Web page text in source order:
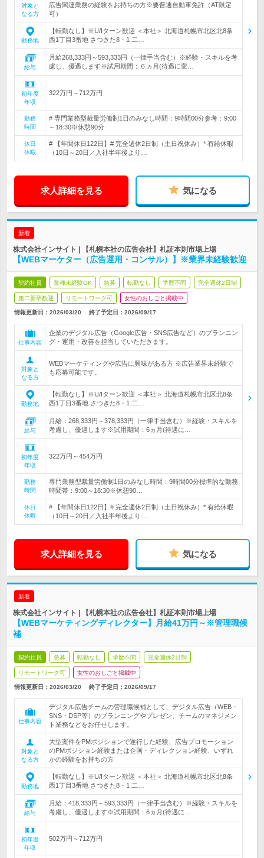
対象と
なる方
広告関連業務の経験をお持ちの方※要普通自動車免許（AT限定
可）
勤務地
【転勤なし】※U/Iターン歓迎 ＜本社＞ 北海道札幌市北区北8条
西1丁目3番地 さつきた8・1 二…
給与
月給268,333円～593,333円（一律手当含む）※経験・スキルを考
慮し、優遇します※試用期間：６ヵ月(待遇に変…
初年度
年収
322万円～712万円
勤務
時間
# 専門業務型裁量労働制1日のみなし時間：9時間00分参考：9:00
～18:30※休憩90分
休日
休暇
# 【年間休日122日】# 完全週休2日制（土日祝休み）* 有給休暇
（10日～20日／入社半年後より…
求人詳細を見る 気になる
新着
株式会社インサイト | 【札幌本社の広告会社】札証本則市場上場
【WEBマーケター（広告運用・コンサル）】※業界未経験歓迎
契約社員 業種未経験OK 急募 転勤なし 学歴不問 完全週休2日制
第二新卒歓迎 リモートワーク可 女性のおしごと掲載中
情報更新日：2026/03/20 終了予定日： 2026/09/17
仕事内容
企業のデジタル広告（Google広告・SNS広告など）のプランニン
グ・運用・改善を担当していただきます。
対象と
なる方
WEBマーケティングや広告に興味がある方 ※広告業界未経験で
も応募可能です。
勤務地
【転勤なし】※U/Iターン歓迎 ＜本社＞ 北海道札幌市北区北8条
西1丁目3番地 さつきた8・1 二…
給与
月給：268,333円～378,333円（一律手当含む）※経験・スキルを
考慮し、優遇します※試用期間：6ヵ月(待遇に…
初年度
年収
322万円～454万円
勤務
時間
専門業務型裁量労働制1日のみなし時間：9時間00分標準的な勤務
時間帯：9:00～18:30※休憩90…
休日
休暇
# 【年間休日122日】# 完全週休2日制（土日祝休み）* 有給休暇
（10日～20日／入社半年後より…
求人詳細を見る 気になる
新着
株式会社インサイト | 【札幌本社の広告会社】札証本則市場上場
【WEBマーケティングディレクター】月給41万円～※管理職候
補
契約社員 急募 転勤なし 学歴不問 完全週休2日制
リモートワーク可 女性のおしごと掲載中
情報更新日：2026/03/20 終了予定日： 2026/09/17
仕事内容
デジタル広告チームの管理職候補として、デジタル広告（WEB・
SNS・DSP等）のプランニングやプレゼン、チームのマネジメン
ト業務などをお任せします。
対象と
なる方
大型案件をPMポジションで遂行した経験、広告プロモーション
のPMポジション経験または企画・ディレクション経験、いずれ
かの経験をお持ちの方
勤務地
【転勤なし】※U/Iターン歓迎 ＜本社＞ 北海道札幌市北区北8条
西1丁目3番地 さつきた8・1 二…
給与
月給：418,333円～593,333円（一律手当含む）※経験・スキルを
考慮し、優遇します※試用期間：6ヵ月(待遇に…
初年度
年収
502万円～712万円